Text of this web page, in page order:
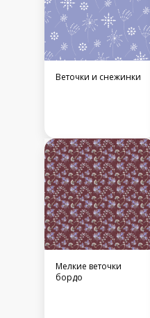
Веточки и снежинки
Мелкие веточки
бордо